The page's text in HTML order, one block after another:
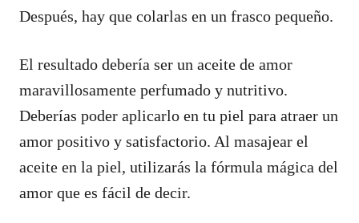
Después, hay que colarlas en un frasco pequeño.
El resultado debería ser un aceite de amor
maravillosamente perfumado y nutritivo.
Deberías poder aplicarlo en tu piel para atraer un
amor positivo y satisfactorio. Al masajear el
aceite en la piel, utilizarás la fórmula mágica del
amor que es fácil de decir.